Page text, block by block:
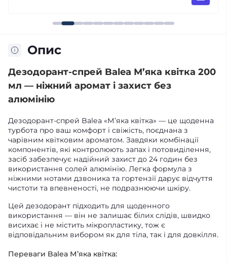
Опис
Дезодорант-спрей Balea М’яка квітка 200
мл — ніжний аромат і захист без
алюмінію
Дезодорант-спрей Balea «М’яка квітка» — це щоденна
турбота про ваш комфорт і свіжість, поєднана з
чарівним квітковим ароматом. Завдяки комбінації
компонентів, які контролюють запах і потовиділення,
засіб забезпечує надійний захист до 24 годин без
використання солей алюмінію. Легка формула з
ніжними нотами дзвоника та гортензії дарує відчуття
чистоти та впевненості, не подразнюючи шкіру.
Цей дезодорант підходить для щоденного
використання — він не залишає білих слідів, швидко
висихає і не містить мікропластику, тож є
відповідальним вибором як для тіла, так і для довкілля.
Переваги Balea М’яка квітка: